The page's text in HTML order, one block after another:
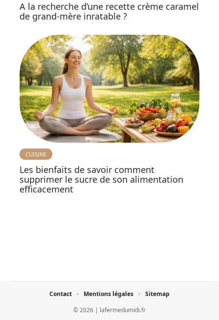
A la recherche d’une recette crème caramel
de grand-mère inratable ?
CUISINE
Les bienfaits de savoir comment
supprimer le sucre de son alimentation
efficacement
© 2026 | lafermedumidi.fr
Contact Mentions légales Sitemap